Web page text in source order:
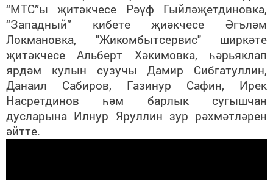
“МТС”ы җитәкчесе Рәүф Гыйләҗетдиновка,
“Западный” кибете җиәкчесе Әгъләм
Локмановка, "Жикомбытсервис" ширкәте
җитәкчесе Альберт Хәкимовка, һәрьяклап
ярдәм кулын сузучы Дамир Сибгатуллин,
Данаил Сабиров, Газинур Сафин, Ирек
Насретдинов һәм барлык сугышчан
дусларына Илнур Яруллин зур рәхмәтләрен
әйтте.